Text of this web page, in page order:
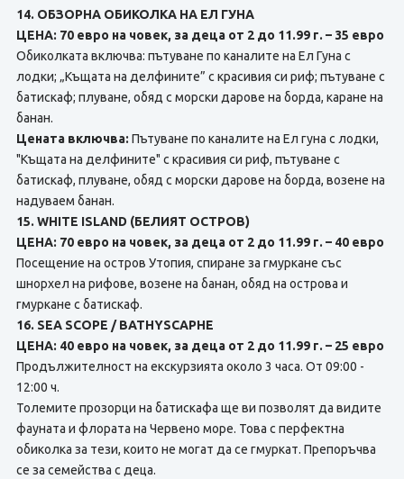
14. ОБЗОРНА ОБИКОЛКА НА ЕЛ ГУНА
ЦЕНА: 70 евро на човек, за деца от 2 до 11.99 г. – 35 евро
Обиколката включва: пътуване по каналите на Ел Гуна с
лодки; „Къщата на делфините” с красивия си риф; пътуване с
батискаф; плуване, обяд с морски дарове нa борда, каране на
банан.
Цената включва: Пътуване по каналите на Ел гуна с лодки,
"Къщата на делфините" с красивия си риф, пътуване с
батискаф, плуване, обяд с морски дарове на борда, возене на
надуваем банан.
15. WHITE ISLAND (БЕЛИЯТ ОСТРОВ)
ЦЕНА: 70 евро на човек, за деца от 2 до 11.99 г. – 40 евро
Посещение на остров Утопия, спиране за гмуркане със
шнорхел на рифове, возене на банан, обяд нa острова и
гмуркане с батискаф.
16. SEA SCOPE / BATHYSCAPHE
ЦЕНА: 40 евро на човек, за деца от 2 до 11.99 г. – 25 евро
Продължителност на екскурзията около 3 часа. От 09:00 -
12:00 ч.
Толемите прозорци на батискафа ще ви позволят да видите
фауната и флората на Червено море. Това с перфектна
обиколка за тези, които не могат да се гмуркат. Препоръчва
се за семейства с деца.